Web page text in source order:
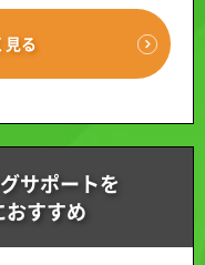
見る
サポートを
すすめ